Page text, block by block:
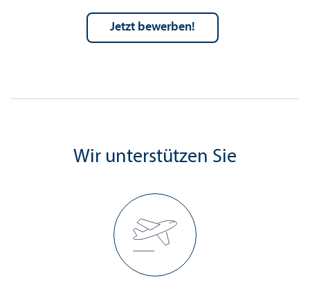
Jetzt bewerben!
Wir unter­stützen Sie